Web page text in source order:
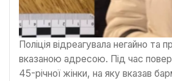
Поліція відреагувала негайно та
вказаною адресою. Під час
45-річної жінки, на яку вказав